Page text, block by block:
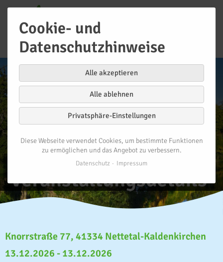
Veranstaltungsdetails
Knorrstraße 77, 41334 Nettetal-Kaldenkirchen
13.12.2026 - 13.12.2026
Cookie- und
Datenschutzhinweise
Alle akzeptieren
Alle ablehnen
Privatsphäre-Einstellungen
Diese Webseite verwendet Cookies, um bestimmte Funktionen
zu ermöglichen und das Angebot zu verbessern.
Datenschutz Impressum